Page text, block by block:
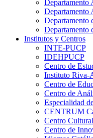
Departamento
Departamento
Departamento
Departamento
Institutos y Centros
INTE-PUCP
IDEHPUCP
Centro de
Instituto Riva-
Centro de
Centro de
Especialidad
CENTRUM
Centro
Centro de